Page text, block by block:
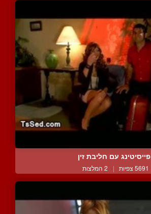
פייסיטינג עם חליבת זין
5691 צפיות | 2 המלצות